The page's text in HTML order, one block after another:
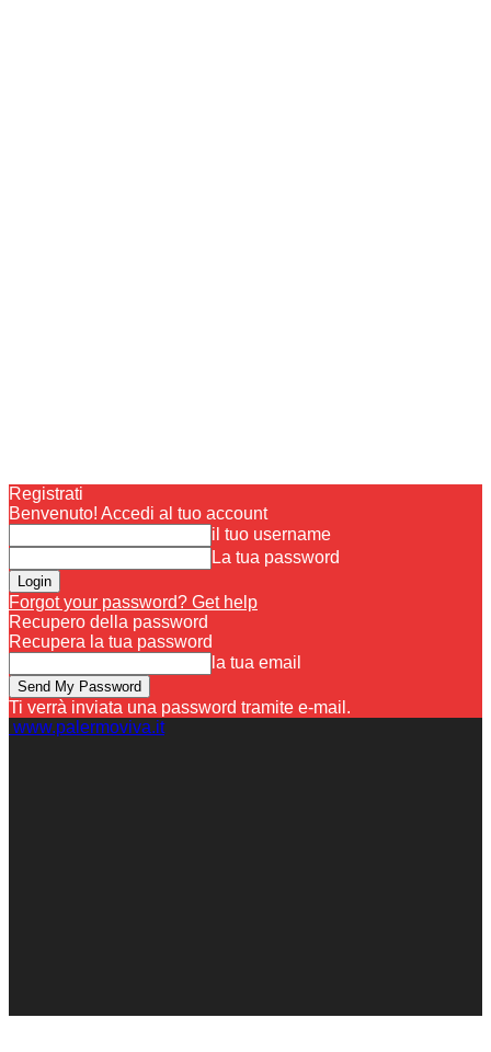
Registrati
Benvenuto! Accedi al tuo account
il tuo username
La tua password
Forgot your password? Get help
Recupero della password
Recupera la tua password
la tua email
Ti verrà inviata una password tramite e-mail.
www.palermoviva.it